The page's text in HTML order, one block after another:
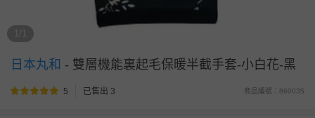
1/1
日本丸和 - 雙層機能裏起毛保暖半截手套-小白花-黑
5 已售出 3 商品編號：860035